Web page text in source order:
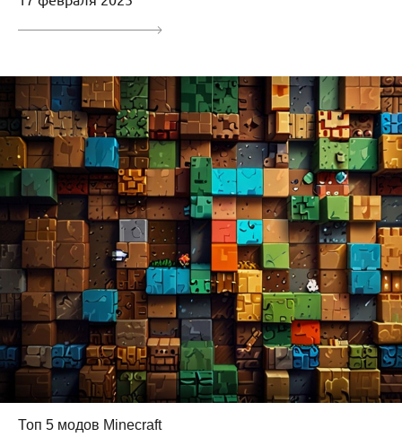
Топ 5 модов Minecraft